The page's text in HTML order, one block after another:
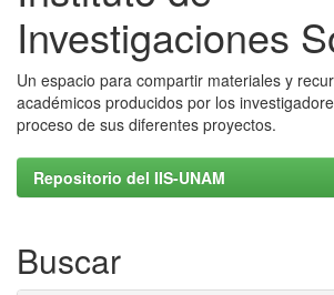
Investigaciones
Un espacio para compartir materiales y
académicos producidos por los
proceso de sus diferentes proyectos.
Repositorio del IIS-UNAM
Buscar